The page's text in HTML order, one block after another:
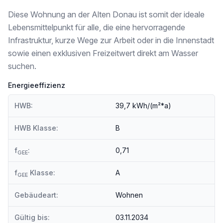
Diese Wohnung an der Alten Donau ist somit der ideale
Lebensmittelpunkt für alle, die eine hervorragende
Infrastruktur, kurze Wege zur Arbeit oder in die Innenstadt
sowie einen exklusiven Freizeitwert direkt am Wasser
suchen.
Energieeffizienz
HWB: 39,7 kWh/(m²*a)
HWB Klasse: B
fGEE: 0,71
fGEE Klasse: A
Gebäudeart: Wohnen
Gültig bis: 03.11.2034